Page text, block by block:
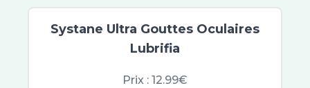
Caudalie
3C Pharma
Filorga NCEF
Systane Ultra Gouttes Oculaires
Lubrifia
Prix : 12.99€